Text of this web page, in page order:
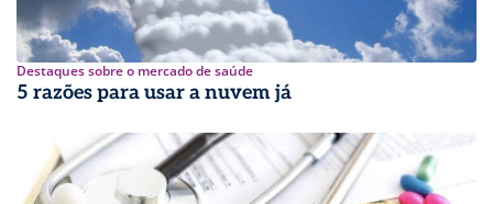
Destaques sobre o mercado de saúde
5 razões para usar a nuvem já